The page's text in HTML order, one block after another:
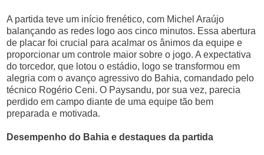
A partida teve um início frenético, com Michel Araújo
balançando as redes logo aos cinco minutos. Essa abertura
de placar foi crucial para acalmar os ânimos da equipe e
proporcionar um controle maior sobre o jogo. A expectativa
do torcedor, que lotou o estádio, logo se transformou em
alegria com o avanço agressivo do Bahia, comandado pelo
técnico Rogério Ceni. O Paysandu, por sua vez, parecia
perdido em campo diante de uma equipe tão bem
preparada e motivada.
Desempenho do Bahia e destaques da partida